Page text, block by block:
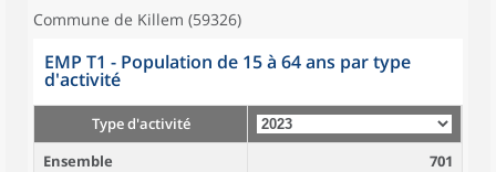
Commune de Killem (59326)
EMP T1 - Population de 15 à 64 ans par type
d'activité
Type d'activité
Ensemble
701